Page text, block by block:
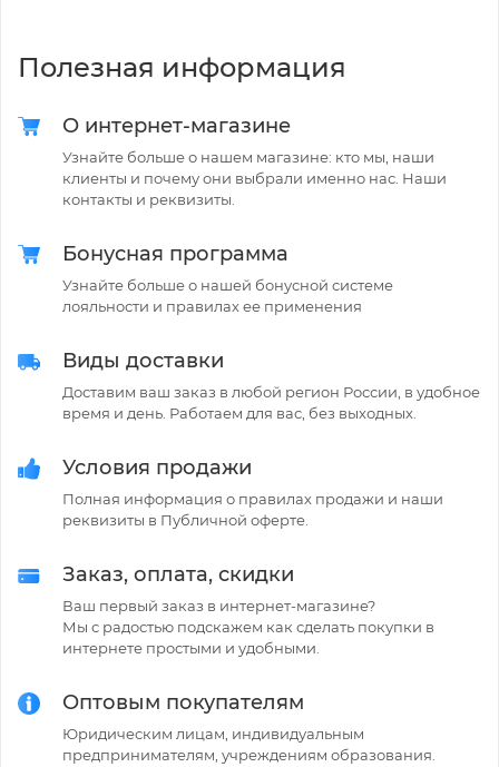
Полезная информация
О интернет-магазине
Узнайте больше о нашем магазине: кто мы, наши
клиенты и почему они выбрали именно нас. Наши
контакты и реквизиты.
Бонусная программа
Узнайте больше о нашей бонусной системе
лояльности и правилах ее применения
Виды доставки
Доставим ваш заказ в любой регион России, в удобное
время и день. Работаем для вас, без выходных.
Условия продажи
Полная информация о правилах продажи и наши
реквизиты в Публичной оферте.
Заказ, оплата, скидки
Ваш первый заказ в интернет-магазине?
Мы с радостью подскажем как сделать покупки в
интернете простыми и удобными.
Оптовым покупателям
Юридическим лицам, индивидуальным
предпринимателям, учреждениям образования.